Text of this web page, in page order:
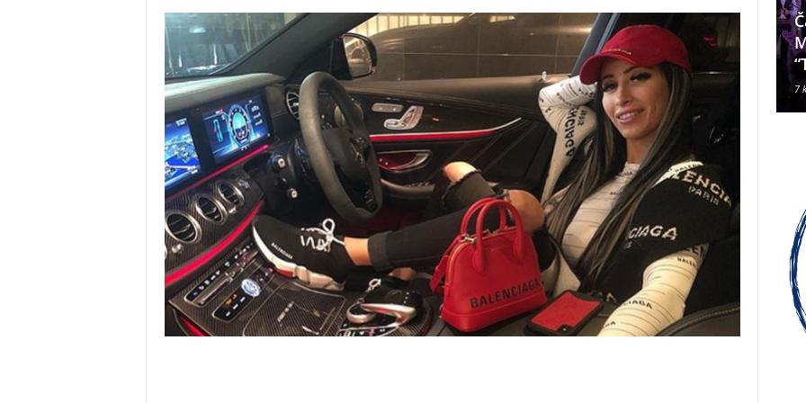
Da li je Janjevac Biskup Palić
ljubomoran na nadbiskupa
Alda Cavallija?
7 kolovoza, 2026 7